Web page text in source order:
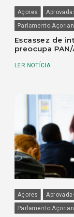
Açores
Parlamento
Escassez de
preocupa
LER NOTÍCIA
Açores
Parlamento